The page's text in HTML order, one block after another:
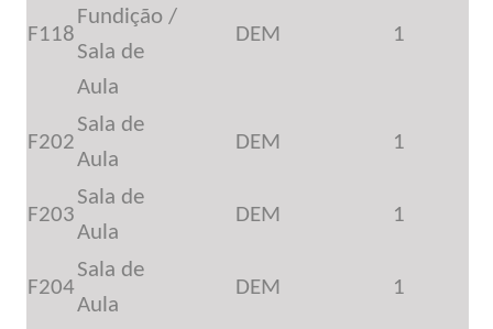
F118
Fundição /
Sala de
Aula
DEM 1
F202
Sala de
Aula
DEM 1
F203
Sala de
Aula
DEM 1
F204
Sala de
Aula
DEM 1